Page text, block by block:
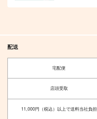
配送
宅配便
店頭受取
11,000円（税込）以上で送料当社負担